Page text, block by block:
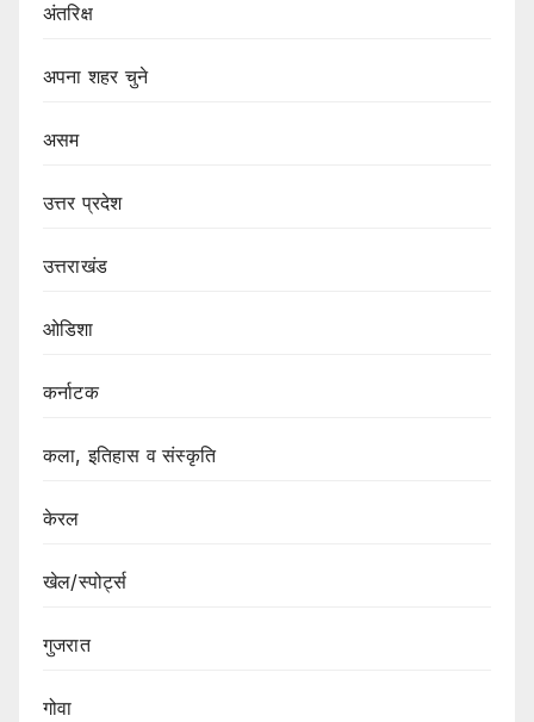
अंतरिक्ष
अपना शहर चुने
असम
उत्तर प्रदेश
उत्तराखंड
ओडिशा
कर्नाटक
कला, इतिहास व संस्कृति
केरल
खेल/स्पोर्ट्स
गुजरात
गोवा